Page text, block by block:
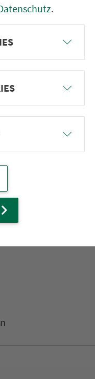
von 1.000
Rallye!
weiter
130 Ver­kehrs­un­
Eine Fahr­kar­te.
.